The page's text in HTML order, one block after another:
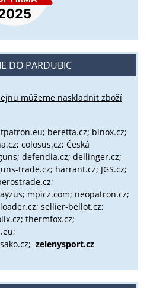
DO PARDUBIC
můžeme naskladnit zboží
beretta.cz; binox.cz;
colosus.cz; Česká
defendia.cz; dellinger.cz;
trade.cz; harrant.cz; JGS.cz;
mpicz.com; neopatron.cz;
sellier-bellot.cz;
thermfox.cz;
zelenysport.cz